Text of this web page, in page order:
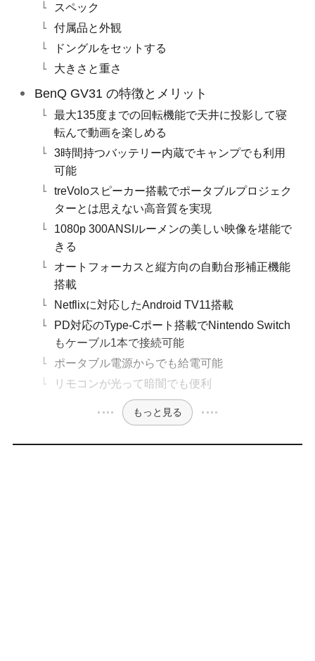
スペック
付属品と外観
ドングルをセットする
大きさと重さ
BenQ GV31 の特徴とメリット
最大135度までの回転機能で天井に投影して寝
転んで動画を楽しめる
3時間持つバッテリー内蔵でキャンプでも利用
可能
treVoloスピーカー搭載でポータブルプロジェク
ターとは思えない高音質を実現
1080p 300ANSIルーメンの美しい映像を堪能で
きる
オートフォーカスと縦方向の自動台形補正機能
搭載
Netflixに対応したAndroid TV11搭載
PD対応のType-Cポート搭載でNintendo Switch
もケーブル1本で接続可能
ポータブル電源からでも給電可能
リモコンが光って暗闇でも便利
もっと見る